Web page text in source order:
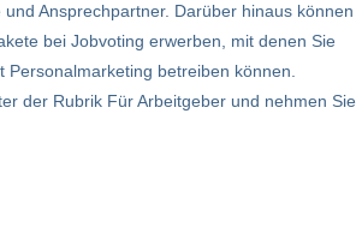
Ansprechpartner. Darüber hinaus können
bei Jobvoting erwerben, mit denen Sie
Personalmarketing betreiben können.
der Rubrik Für Arbeitgeber und nehmen Sie